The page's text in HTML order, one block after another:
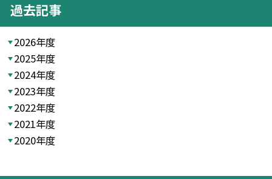
過去記事
2026年度
2025年度
2024年度
2023年度
2022年度
2021年度
2020年度